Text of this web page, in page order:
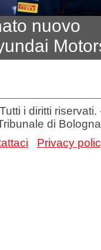
nuovo
i diritti
di Bologna
Privacy